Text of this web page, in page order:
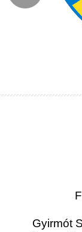
Gyirmót